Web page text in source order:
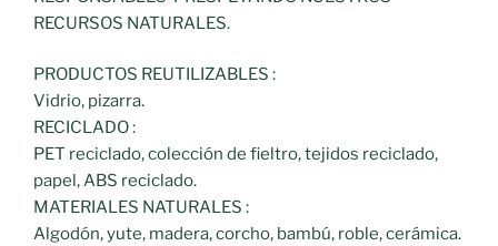
RECURSOS NATURALES.
PRODUCTOS REUTILIZABLES :
Vidrio, pizarra.
RECICLADO :
PET reciclado, colección de fieltro, tejidos reciclado,
papel, ABS reciclado.
MATERIALES NATURALES :
Algodón, yute, madera, corcho, bambú, roble, cerámica.